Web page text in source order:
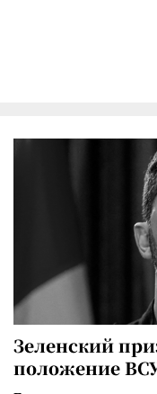
Зеленский
положение